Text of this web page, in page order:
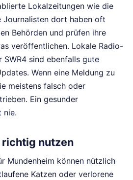
Lokalzeitungen wie die
Journalisten dort haben oft
Behörden und prüfen ihre
veröffentlichen. Lokale Radio-
SWR4 sind ebenfalls gute
Wenn eine Meldung zu
meistens falsch oder
Ein gesunder
nie.
richtig nutzen
Mundenheim können nützlich
Katzen oder verlorene